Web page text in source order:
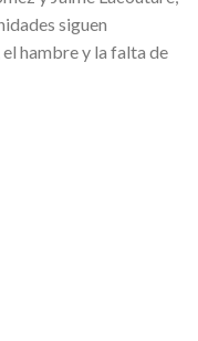
siguen
hambre y la falta de